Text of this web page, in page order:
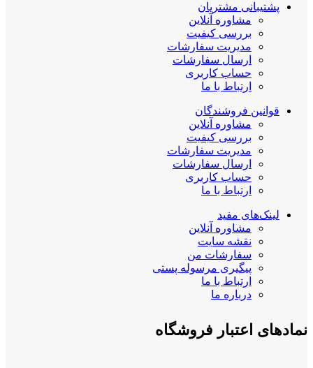
پشتیبانی مشتریان
مشاوره آنلاین
بررسی کیفیت
مدیریت سفارشات
ارسال سفارشات
حساب کاربری
ارتباط با ما
قوانین فروشندگان
مشاوره آنلاین
بررسی کیفیت
مدیریت سفارشات
ارسال سفارشات
حساب کاربری
ارتباط با ما
لینک‌های مفید
مشاوره آنلاین
نقشه سایت
سفارشات من
پیگیری مرسوله پستی
ارتباط با ما
درباره ما
نمادهای اعتبار فروشگاه